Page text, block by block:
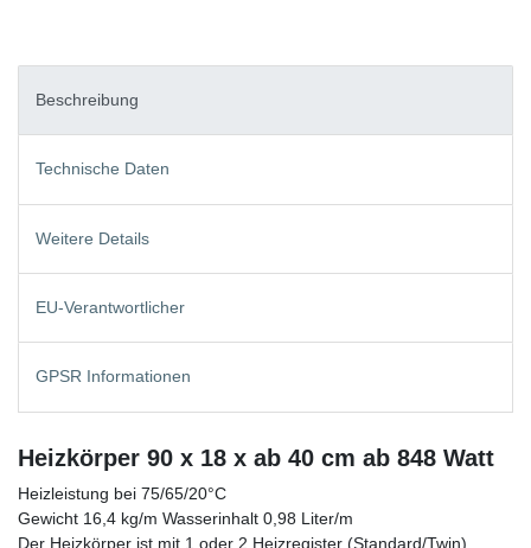
Beschreibung
Technische Daten
Weitere Details
EU-Verantwortlicher
GPSR Informationen
Heizkörper 90 x 18 x ab 40 cm ab 848 Watt
Heizleistung bei 75/65/20°C
Gewicht 16,4 kg/m Wasserinhalt 0,98 Liter/m
Der Heizkörper ist mit 1 oder 2 Heizregister (Standard/Twin)